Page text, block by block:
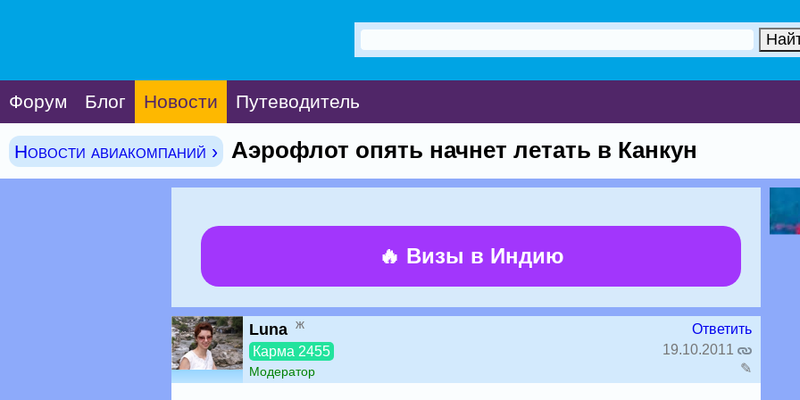
Форум Блог Новости Путеводитель
Новости авиакомпаний › Аэрофлот опять начнет летать в Канкун
🔥 Визы в Индию
Luna ж
Карма 2455
Модератор
Ответить
19.10.2011
✎